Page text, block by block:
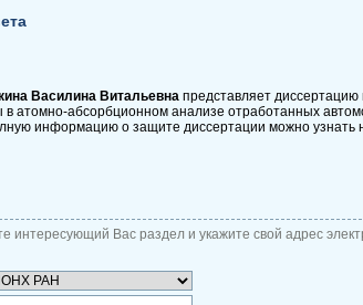
Василина Витальевна представляет диссертацию
атомно-абсорбционном анализе отработанных
информацию о защите диссертации можно
интересующий Вас раздел и укажите свой адрес